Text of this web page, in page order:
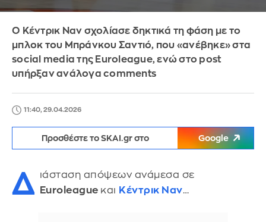
Ο Κέντρικ Ναν σχολίασε δηκτικά τη φάση με το
μπλοκ του Μπράνκου Σαντιό, που «ανέβηκε» στα
social media της Euroleague, ενώ στο post
υπήρξαν ανάλογα comments
11:40, 29.04.2026
Προσθέστε το SKAI.gr στο Google
Δ ιάσταση απόψεων ανάμεσα σε
Euroleague και Κέντρικ Ναν…